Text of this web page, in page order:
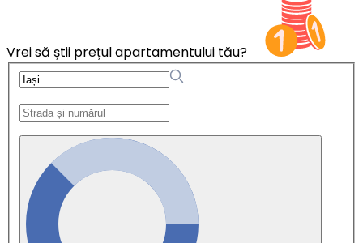
Vrei să știi prețul apartamentului tău?